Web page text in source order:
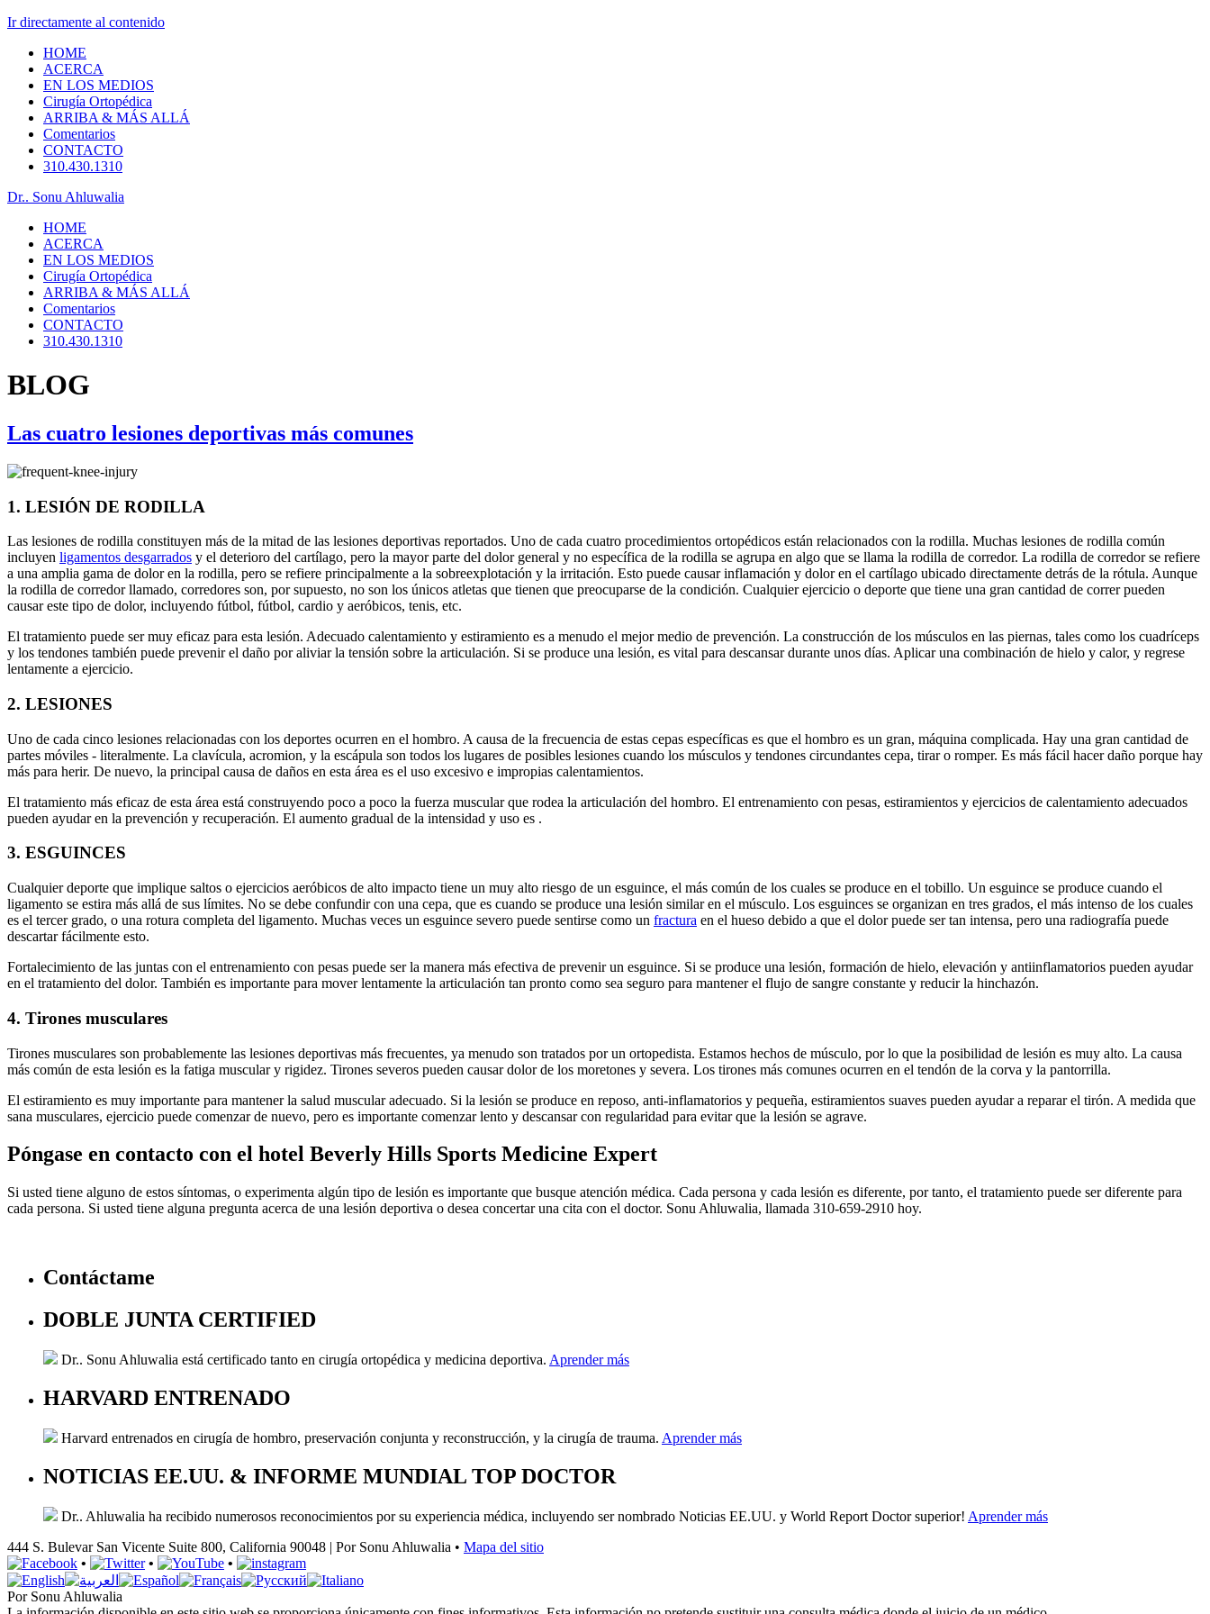
Ir directamente al contenido
HOME
ACERCA
EN LOS MEDIOS
Cirugía Ortopédica
ARRIBA & MÁS ALLÁ
Comentarios
CONTACTO
310.430.1310
Dr.. Sonu Ahluwalia
HOME
ACERCA
EN LOS MEDIOS
Cirugía Ortopédica
ARRIBA & MÁS ALLÁ
Comentarios
CONTACTO
310.430.1310
BLOG
Las cuatro lesiones deportivas más comunes
1. LESIÓN DE RODILLA
Las lesiones de rodilla constituyen más de la mitad de las lesiones deportivas reportados. Uno de cada cuatro procedimientos ortopédicos están relacionados con la rodilla. Muchas lesiones de rodilla común
incluyen ligamentos desgarrados y el deterioro del cartílago, pero la mayor parte del dolor general y no específica de la rodilla se agrupa en algo que se llama la rodilla de corredor. La rodilla de corredor se refiere
a una amplia gama de dolor en la rodilla, pero se refiere principalmente a la sobreexplotación y la irritación. Esto puede causar inflamación y dolor en el cartílago ubicado directamente detrás de la rótula. Aunque
la rodilla de corredor llamado, corredores son, por supuesto, no son los únicos atletas que tienen que preocuparse de la condición. Cualquier ejercicio o deporte que tiene una gran cantidad de correr pueden
causar este tipo de dolor, incluyendo fútbol, fútbol, cardio y aeróbicos, tenis, etc.
El tratamiento puede ser muy eficaz para esta lesión. Adecuado calentamiento y estiramiento es a menudo el mejor medio de prevención. La construcción de los músculos en las piernas, tales como los cuadríceps
y los tendones también puede prevenir el daño por aliviar la tensión sobre la articulación. Si se produce una lesión, es vital para descansar durante unos días. Aplicar una combinación de hielo y calor, y regrese
lentamente a ejercicio.
2. LESIONES
Uno de cada cinco lesiones relacionadas con los deportes ocurren en el hombro. A causa de la frecuencia de estas cepas específicas es que el hombro es un gran, máquina complicada. Hay una gran cantidad de
partes móviles - literalmente. La clavícula, acromion, y la escápula son todos los lugares de posibles lesiones cuando los músculos y tendones circundantes cepa, tirar o romper. Es más fácil hacer daño porque hay
más para herir. De nuevo, la principal causa de daños en esta área es el uso excesivo e impropias calentamientos.
El tratamiento más eficaz de esta área está construyendo poco a poco la fuerza muscular que rodea la articulación del hombro. El entrenamiento con pesas, estiramientos y ejercicios de calentamiento adecuados
pueden ayudar en la prevención y recuperación. El aumento gradual de la intensidad y uso es .
3. ESGUINCES
Cualquier deporte que implique saltos o ejercicios aeróbicos de alto impacto tiene un muy alto riesgo de un esguince, el más común de los cuales se produce en el tobillo. Un esguince se produce cuando el
ligamento se estira más allá de sus límites. No se debe confundir con una cepa, que es cuando se produce una lesión similar en el músculo. Los esguinces se organizan en tres grados, el más intenso de los cuales
es el tercer grado, o una rotura completa del ligamento. Muchas veces un esguince severo puede sentirse como un fractura en el hueso debido a que el dolor puede ser tan intensa, pero una radiografía puede
descartar fácilmente esto.
Fortalecimiento de las juntas con el entrenamiento con pesas puede ser la manera más efectiva de prevenir un esguince. Si se produce una lesión, formación de hielo, elevación y antiinflamatorios pueden ayudar
en el tratamiento del dolor. También es importante para mover lentamente la articulación tan pronto como sea seguro para mantener el flujo de sangre constante y reducir la hinchazón.
4. Tirones musculares
Tirones musculares son probablemente las lesiones deportivas más frecuentes, ya menudo son tratados por un ortopedista. Estamos hechos de músculo, por lo que la posibilidad de lesión es muy alto. La causa
más común de esta lesión es la fatiga muscular y rigidez. Tirones severos pueden causar dolor de los moretones y severa. Los tirones más comunes ocurren en el tendón de la corva y la pantorrilla.
El estiramiento es muy importante para mantener la salud muscular adecuado. Si la lesión se produce en reposo, anti-inflamatorios y pequeña, estiramientos suaves pueden ayudar a reparar el tirón. A medida que
sana musculares, ejercicio puede comenzar de nuevo, pero es importante comenzar lento y descansar con regularidad para evitar que la lesión se agrave.
Póngase en contacto con el hotel Beverly Hills Sports Medicine Expert
Si usted tiene alguno de estos síntomas, o experimenta algún tipo de lesión es importante que busque atención médica. Cada persona y cada lesión es diferente, por tanto, el tratamiento puede ser diferente para
cada persona. Si usted tiene alguna pregunta acerca de una lesión deportiva o desea concertar una cita con el doctor. Sonu Ahluwalia, llamada 310-659-2910 hoy.
Contáctame
DOBLE JUNTA CERTIFIED
Dr.. Sonu Ahluwalia está certificado tanto en cirugía ortopédica y medicina deportiva. Aprender más
HARVARD ENTRENADO
Harvard entrenados en cirugía de hombro, preservación conjunta y reconstrucción, y la cirugía de trauma. Aprender más
NOTICIAS EE.UU. & INFORME MUNDIAL TOP DOCTOR
Dr.. Ahluwalia ha recibido numerosos reconocimientos por su experiencia médica, incluyendo ser nombrado Noticias EE.UU. y World Report Doctor superior! Aprender más
444 S. Bulevar San Vicente Suite 800, California 90048 | Por Sonu Ahluwalia • Mapa del sitio
•
• •
Por Sonu Ahluwalia